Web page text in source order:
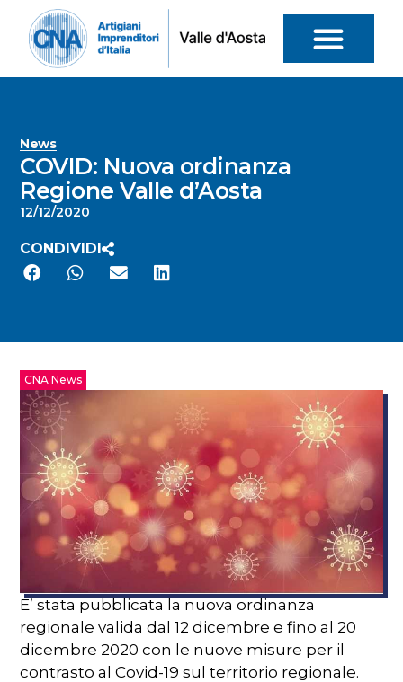
News
COVID: Nuova ordinanza
Regione Valle d’Aosta
12/12/2020
CONDIVIDI
CNA News
E’ stata pubblicata la nuova ordinanza
regionale valida dal 12 dicembre e fino al 20
dicembre 2020 con le nuove misure per il
contrasto al Covid-19 sul territorio regionale.